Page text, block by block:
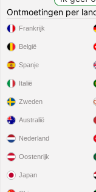
Ontmoetingen per
Frankrijk
België
Spanje
Italië
Zweden
Australië
Nederland
Oostenrijk
Japan